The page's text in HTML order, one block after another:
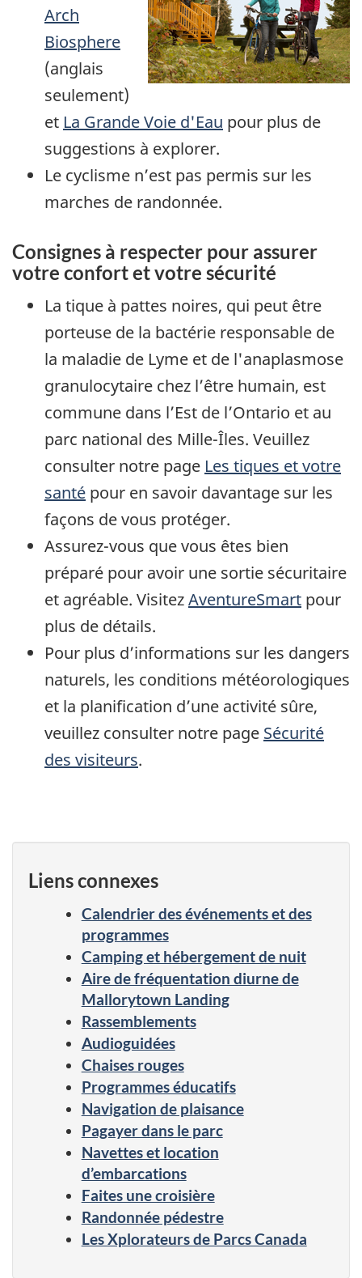
Arch
Biosphere
(anglais
seulement)
et La Grande Voie d'Eau pour plus de
suggestions à explorer.
Le cyclisme n’est pas permis sur les
marches de randonnée.
Consignes à respecter pour assurer
votre confort et votre sécurité
La tique à pattes noires, qui peut être
porteuse de la bactérie responsable de
la maladie de Lyme et de l'anaplasmose
granulocytaire chez l’être humain, est
commune dans l’Est de l’Ontario et au
parc national des Mille-Îles. Veuillez
consulter notre page Les tiques et votre
santé pour en savoir davantage sur les
façons de vous protéger.
Assurez-vous que vous êtes bien
préparé pour avoir une sortie sécuritaire
et agréable. VisitezAventureSmart pour
plus de détails.
Pour plus d’informations sur les dangers
naturels, les conditions météorologiques
et la planification d’une activité sûre,
veuillez consulter notre page Sécurité
des visiteurs.
Liens connexes
Calendrier des événements et des
programmes
Camping et hébergement de nuit
Aire de fréquentation diurne de
Mallorytown Landing
Rassemblements
Audioguidées
Chaises rouges
Programmes éducatifs
Navigation de plaisance
Pagayer dans le parc
Navettes et location
d’embarcations
Faites une croisière
Randonnée pédestre
Les Xplorateurs de Parcs Canada